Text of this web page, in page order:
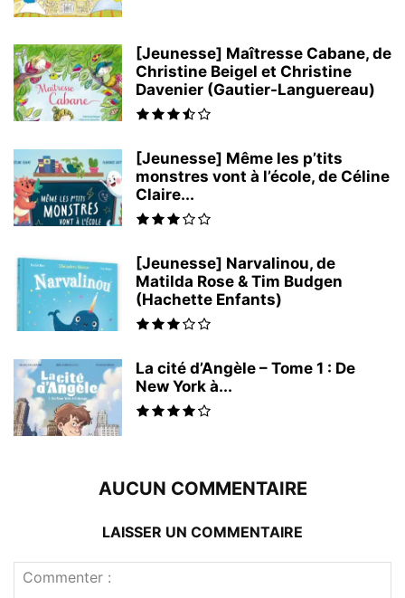
[Jeunesse] Maîtresse Cabane, de
Christine Beigel et Christine
Davenier (Gautier-Languereau)
[Jeunesse] Même les p’tits
monstres vont à l’école, de Céline
Claire...
[Jeunesse] Narvalinou, de
Matilda Rose & Tim Budgen
(Hachette Enfants)
La cité d’Angèle – Tome 1 : De
New York à...
AUCUN COMMENTAIRE
LAISSER UN COMMENTAIRE